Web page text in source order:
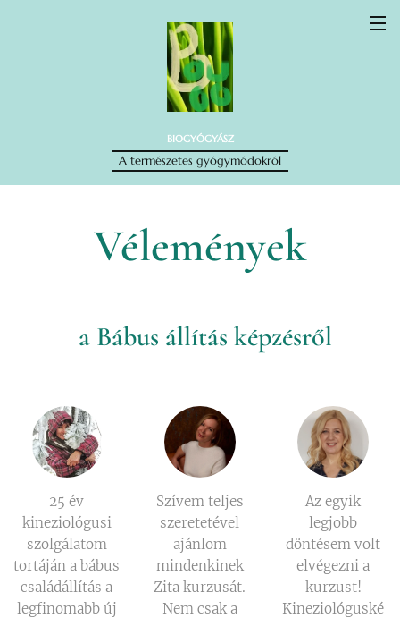
BIOGYÓGYÁSZ
A természetes gyógymódokról
Vélemények
a Bábus állítás képzésről
25 év
kineziológusi
szolgálatom
tortáján a bábus
családállítás a
legfinomabb új
Szívem teljes
szeretetével
ajánlom
mindenkinek
Zita kurzusát.
Nem csak a
Az egyik
legjobb
döntésem volt
elvégezni a
kurzust!
Kineziológuské